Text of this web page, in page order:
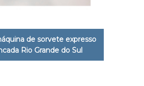
de sorvete expresso
Rio Grande do Sul